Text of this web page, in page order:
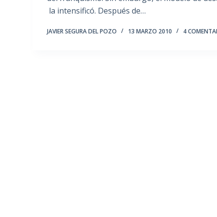
la intensificó. Después de…
JAVIER SEGURA DEL POZO 13 MARZO 2010 4